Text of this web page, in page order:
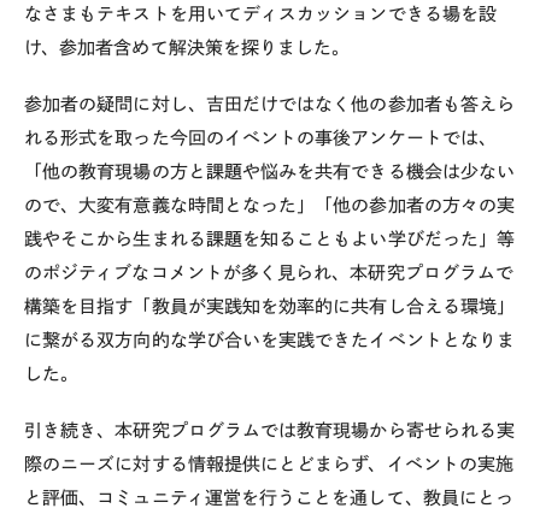
なさまもテキストを用いてディスカッションできる場を設
け、参加者含めて解決策を探りました。
参加者の疑問に対し、吉田だけではなく他の参加者も答えら
れる形式を取った今回のイベントの事後アンケートでは、
「他の教育現場の方と課題や悩みを共有できる機会は少ない
ので、大変有意義な時間となった」「他の参加者の方々の実
践やそこから生まれる課題を知ることもよい学びだった」等
のポジティブなコメントが多く見られ、本研究プログラムで
構築を目指す「教員が実践知を効率的に共有し合える環境」
に繋がる双方向的な学び合いを実践できたイベントとなりま
した。
引き続き、本研究プログラムでは教育現場から寄せられる実
際のニーズに対する情報提供にとどまらず、イベントの実施
と評価、コミュニティ運営を行うことを通して、教員にとっ